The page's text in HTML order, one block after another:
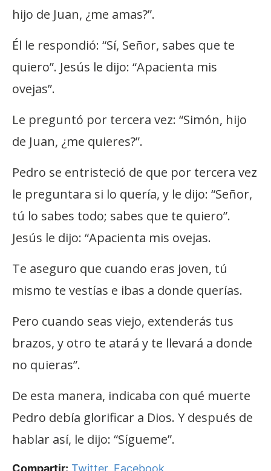
hijo de Juan, ¿me amas?”.
Él le respondió: “Sí, Señor, sabes que te
quiero”. Jesús le dijo: “Apacienta mis
ovejas”.
Le preguntó por tercera vez: “Simón, hijo
de Juan, ¿me quieres?”.
Pedro se entristeció de que por tercera vez
le preguntara si lo quería, y le dijo: “Señor,
tú lo sabes todo; sabes que te quiero”.
Jesús le dijo: “Apacienta mis ovejas.
Te aseguro que cuando eras joven, tú
mismo te vestías e ibas a donde querías.
Pero cuando seas viejo, extenderás tus
brazos, y otro te atará y te llevará a donde
no quieras”.
De esta manera, indicaba con qué muerte
Pedro debía glorificar a Dios. Y después de
hablar así, le dijo: “Sígueme”.
Compartir: Twitter, Facebook